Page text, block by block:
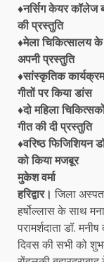
♦नर्सिग केयर कॉलेज
की प्रस्तुति
♦मेला चिकित्सालय
अपनी प्रस्तुति
♦सांस्कृतिक
गीतों पर किया डांस
♦दो महिला
गीत की दी प्रस्तुति
♦वरिष्ठ फिजिशियन
को किया मजबूर
मुकेश वर्मा
हरिद्वार। जिला
हर्षोल्लास के साथ
परामर्शदाता डॉ.
दिवस की सभी को